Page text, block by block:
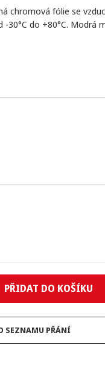
chromová fólie se
do +80°C. Modrá
PŘIDAT DO KOŠÍKU
SEZNAMU PŘÁNÍ